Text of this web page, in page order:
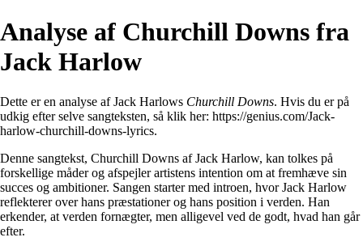
Analyse af Churchill Downs fra
Jack Harlow
Dette er en analyse af Jack Harlows Churchill Downs. Hvis du er på
udkig efter selve sangteksten, så klik her: https://genius.com/Jack-
harlow-churchill-downs-lyrics.
Denne sangtekst, Churchill Downs af Jack Harlow, kan tolkes på
forskellige måder og afspejler artistens intention om at fremhæve sin
succes og ambitioner. Sangen starter med introen, hvor Jack Harlow
reflekterer over hans præstationer og hans position i verden. Han
erkender, at verden fornægter, men alligevel ved de godt, hvad han går
efter.